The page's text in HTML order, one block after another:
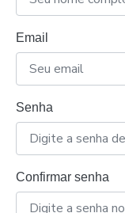
Email
Senha
Confirmar senha